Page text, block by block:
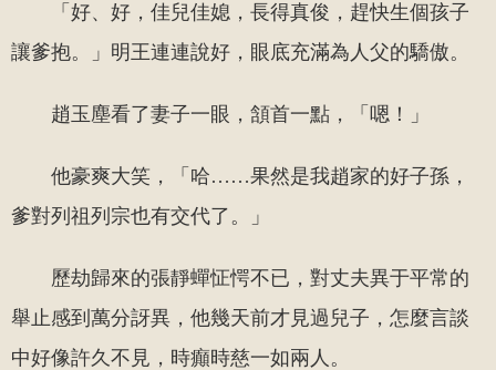
「好、好，佳兒佳媳，長得真俊，趕快生個孩子
讓爹抱。」明王連連說好，眼底充滿為人父的驕傲。
趙玉塵看了妻子一眼，頷首一點，「嗯！」
他豪爽大笑，「哈……果然是我趙家的好子孫，
爹對列祖列宗也有交代了。」
歷劫歸來的張靜蟬怔愕不已，對丈夫異于平常的
舉止感到萬分訝異，他幾天前才見過兒子，怎麼言談
中好像許久不見，時癲時慈一如兩人。